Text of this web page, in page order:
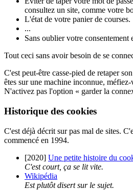
consultez un site, comme votre
L'état de votre panier de courses.
...
Sans oublier votre
Tout ceci sans avoir besoin de se
C'est peut-être casse-pied de retaper
êtes sur une machine inconnue, méfiez-
N'activez pas l'option « garder la
Historique des cookies
C'est déjà décrit sur pas mal de sites.
commencé en 1994.
[2020] Une petite histoire du
C'est court, ça se lit vite.
Wikipédia
Est plutôt disert sur le sujet.